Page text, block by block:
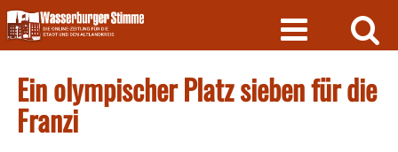
Skip
to
content
Ein olympischer Platz sieben für die
Franzi